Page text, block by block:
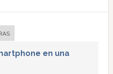
en una